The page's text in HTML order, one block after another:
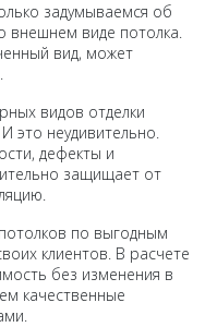
задумываемся об
внешнем виде потолка.
вид, может
видов отделки
это неудивительно.
дефекты и
защищает от
по выгодным
клиентов. В расчете
без изменения в
качественные